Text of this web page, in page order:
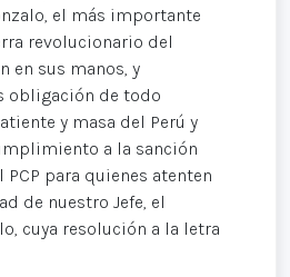
el más importante
revolucionario del
en sus manos, y
obligación de todo
y masa del Perú y
a la sanción
para quienes atenten
de nuestro Jefe, el
cuya resolución a la letra